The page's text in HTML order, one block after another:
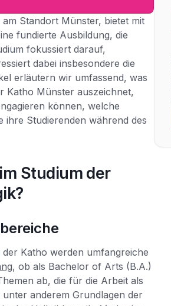
Standort Münster, bietet mit
fundierte Ausbildung, die
fokussiert darauf,
dabei insbesondere die
erläutern wir umfassend, was
Katho Münster auszeichnet,
können, welche
Studierenden während des
Studium der
Katho werden umfangreiche
, ob als Bachelor of Arts (B.A.)
ab, die für die Arbeit als
anderem Grundlagen der